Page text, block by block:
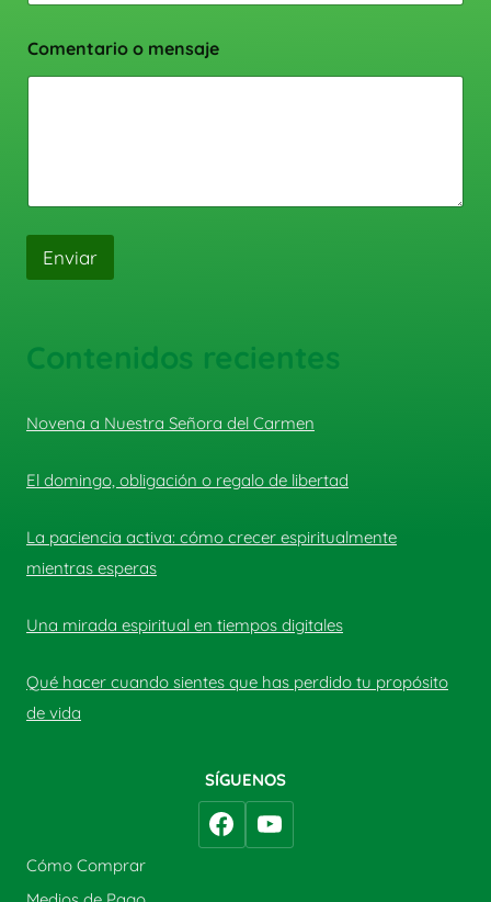
Comentario o mensaje
Enviar
Contenidos recientes
Novena a Nuestra Señora del Carmen
El domingo, obligación o regalo de libertad
La paciencia activa: cómo crecer espiritualmente
mientras esperas
Una mirada espiritual en tiempos digitales
Qué hacer cuando sientes que has perdido tu propósito
de vida
SÍGUENOS
Cómo Comprar